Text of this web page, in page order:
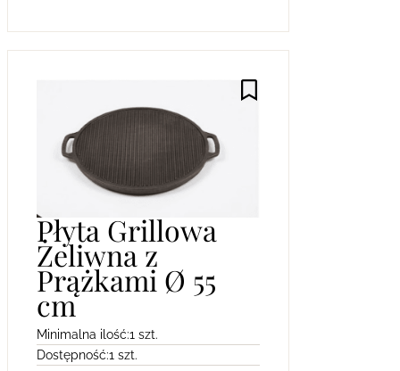
Płyta Grillowa
Żeliwna z
Prążkami Ø 55
cm
Minimalna ilość:1 szt.
Dostępność:1 szt.